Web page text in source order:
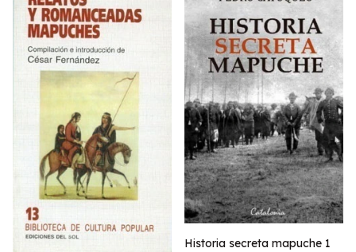
Historia secreta mapuche 1